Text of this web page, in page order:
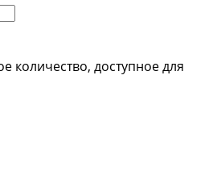
количество, доступное для